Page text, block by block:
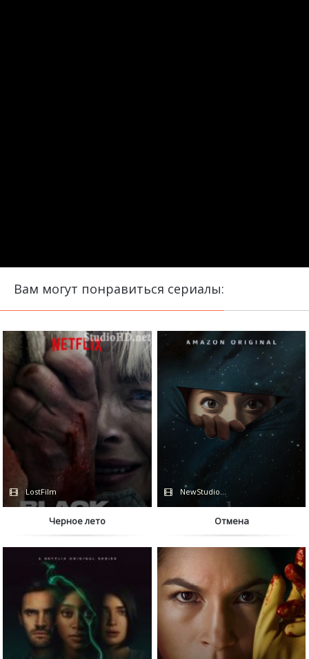
Вам могут понравиться сериалы:
LostFilm
Черное лето
NewStudio / Amazon
Отмена